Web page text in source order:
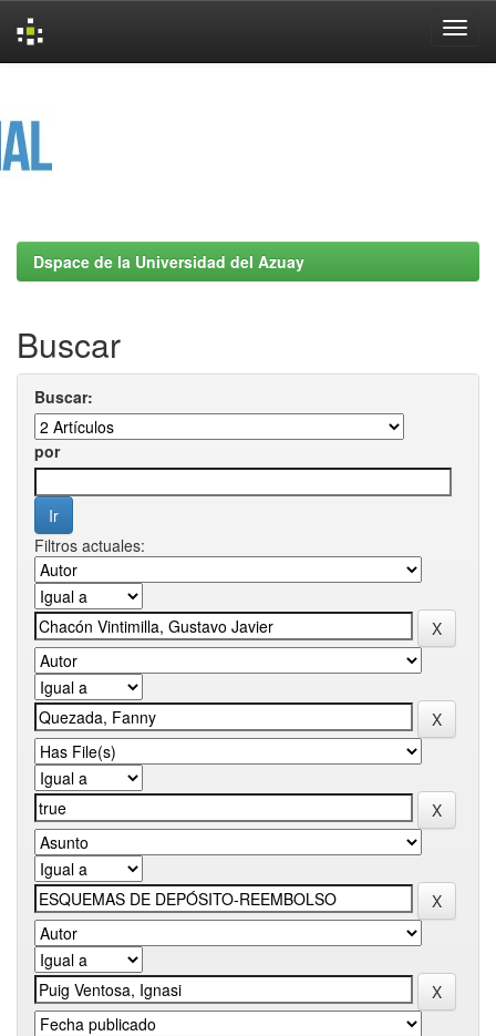
Dspace de la Universidad del Azuay
Buscar
Buscar:
por
Filtros actuales: